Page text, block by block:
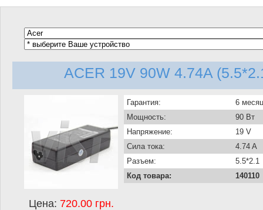
ACER 19V 90W 4.74A
Цена: 720.00 грн.
Гарантия:
6
Мощность:
90 Вт
Напряжение:
19 V
Сила тока:
4.74 A
Разъем:
5.5*2.1
Код товара:
140110